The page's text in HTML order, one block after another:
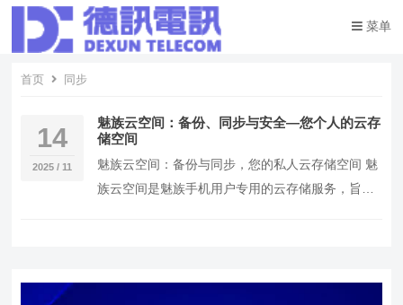
菜单
首页 同步
14
2025 / 11
魅族云空间：备份、同步与安全—您个人的云存
储空间
魅族云空间：备份与同步，您的私人云存储空间 魅
族云空间是魅族手机用户专用的云存储服务，旨在